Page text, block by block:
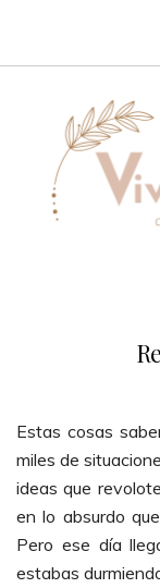
Estas cosas
miles de
ideas que
en lo absurdo
Pero ese día
estabas